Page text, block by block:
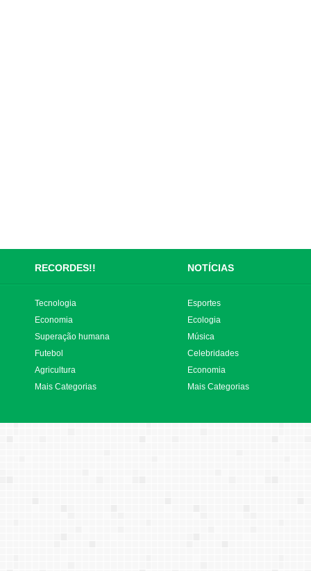
RECORDES!! NOTÍCIAS
Tecnologia
Economia
Superação humana
Futebol
Agricultura
Mais Categorias
Esportes
Ecologia
Música
Celebridades
Economia
Mais Categorias